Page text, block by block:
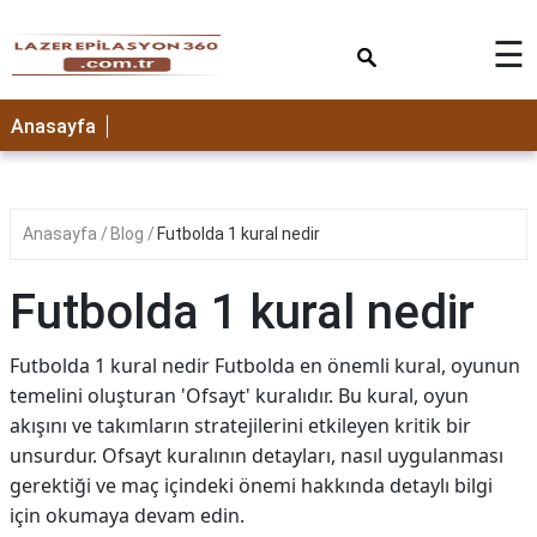
☰
Anasayfa
Anasayfa Blog Futbolda 1 kural nedir
Futbolda 1 kural nedir
Futbolda 1 kural nedir Futbolda en önemli kural, oyunun
temelini oluşturan 'Ofsayt' kuralıdır. Bu kural, oyun
akışını ve takımların stratejilerini etkileyen kritik bir
unsurdur. Ofsayt kuralının detayları, nasıl uygulanması
gerektiği ve maç içindeki önemi hakkında detaylı bilgi
için okumaya devam edin.